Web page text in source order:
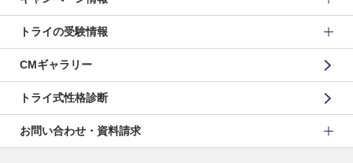
トライの受験情報
CMギャラリー
トライ式性格診断
お問い合わせ・資料請求